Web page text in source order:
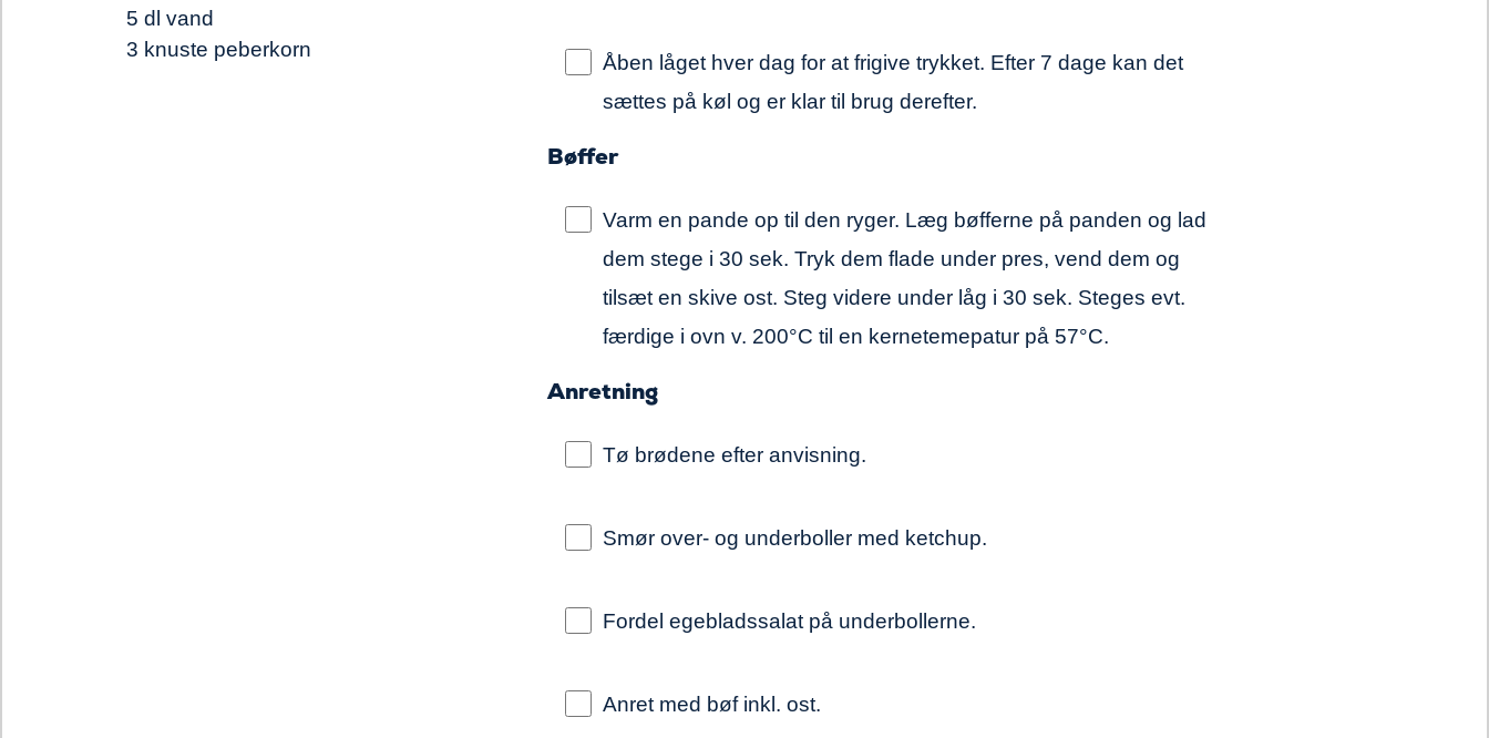
5 dl vand
3 knuste peberkorn
Åben låget hver dag for at frigive trykket. Efter 7 dage kan det
sættes på køl og er klar til brug derefter.
Bøffer
Varm en pande op til den ryger. Læg bøfferne på panden og lad
dem stege i 30 sek. Tryk dem flade under pres, vend dem og
tilsæt en skive ost. Steg videre under låg i 30 sek. Steges evt.
færdige i ovn v. 200°C til en kernetemepatur på 57°C.
Anretning
Tø brødene efter anvisning.
Smør over- og underboller med ketchup.
Fordel egebladssalat på underbollerne.
Anret med bøf inkl. ost.